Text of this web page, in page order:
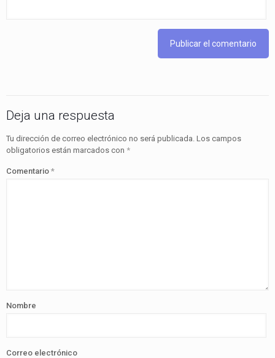
Deja una respuesta
Tu dirección de correo electrónico no será publicada. Los campos
obligatorios están marcados con *
Comentario *
Nombre
Correo electrónico